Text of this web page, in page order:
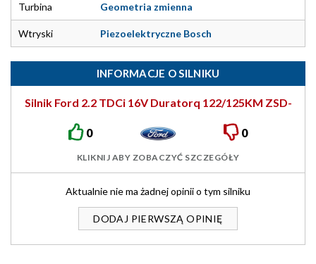
Turbina Geometria zmienna
Wtryski Piezoelektryczne Bosch
INFORMACJE O SILNIKU
Silnik Ford 2.2 TDCi 16V Duratorq 122/125KM ZSD-
0
0
KLIKNIJ ABY ZOBACZYĆ SZCZEGÓŁY
Aktualnie nie ma żadnej opinii o tym silniku
DODAJ PIERWSZĄ OPINIĘ